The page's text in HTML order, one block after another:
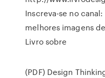
Inscreva-se no
melhores imagens
Livro sobre
(PDF) Design